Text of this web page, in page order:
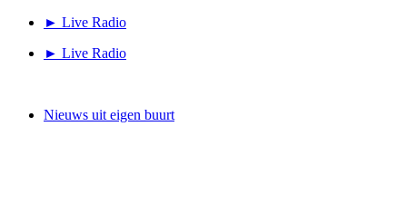
► Live Radio
► Live Radio
Nieuws uit eigen buurt